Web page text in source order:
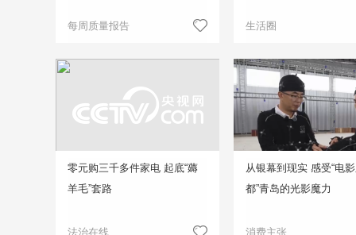
每周质量报告 生活圈
零元购三千多件家电 起底“薅
羊毛”套路
法治在线
从银幕到现实 感受“电
都”青岛的光影魔力
消费主张